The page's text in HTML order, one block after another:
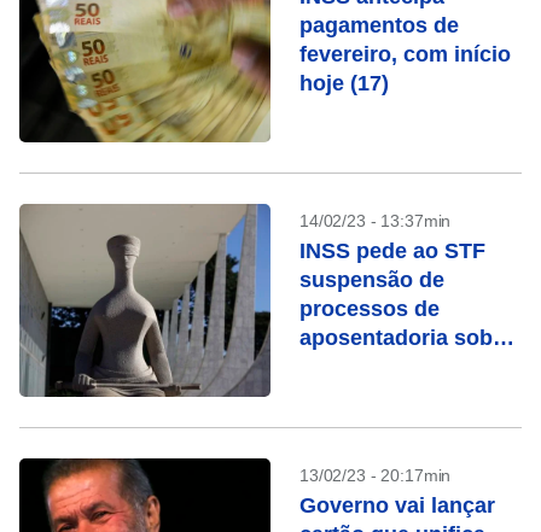
pagamentos de
fevereiro, com início
hoje (17)
14/02/23 - 13:37min
INSS pede ao STF
suspensão de
processos de
aposentadoria sob
13/02/23 - 20:17min
Governo vai lançar